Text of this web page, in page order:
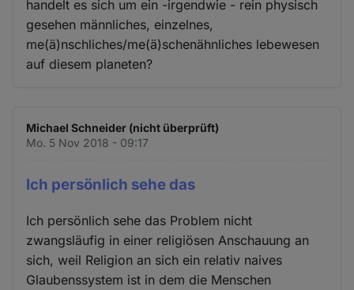
handelt es sich um ein -irgendwie - rein physisch
gesehen männliches, einzelnes,
me(ä)nschliches/me(ä)schenähnliches lebewesen
auf diesem planeten?
Michael Schneider (nicht überprüft)
Mo. 5 Nov 2018 - 09:17
Ich persönlich sehe das
Ich persönlich sehe das Problem nicht
zwangsläufig in einer religiösen Anschauung an
sich, weil Religion an sich ein relativ naives
Glaubenssystem ist in dem die Menschen